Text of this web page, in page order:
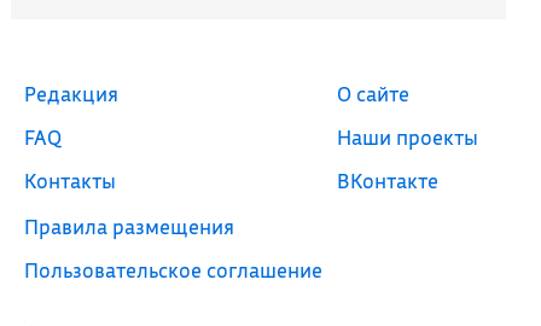
Редакция
FAQ
Контакты
Правила размещения
Пользовательское соглашение
О сайте
Наши проекты
ВКонтакте